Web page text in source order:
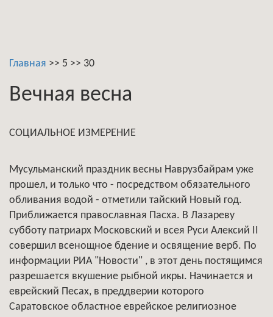
Главная >> 5 >> 30
Вечная весна
СОЦИАЛЬНОЕ ИЗМЕРЕНИЕ
Мусульманский праздник весны Наврузбайрам уже
прошел, и только что - посредством обязательного
обливания водой - отметили тайский Новый год.
Приближается православная Пасха. В Лазареву
субботу патриарх Московский и всея Руси Алексий II
совершил всенощное бдение и освящение верб. По
информации РИА "Новости" , в этот день постящимся
разрешается вкушение рыбной икры. Начинается и
еврейский Песах, в преддверии которого
Саратовское областное еврейское религиозное